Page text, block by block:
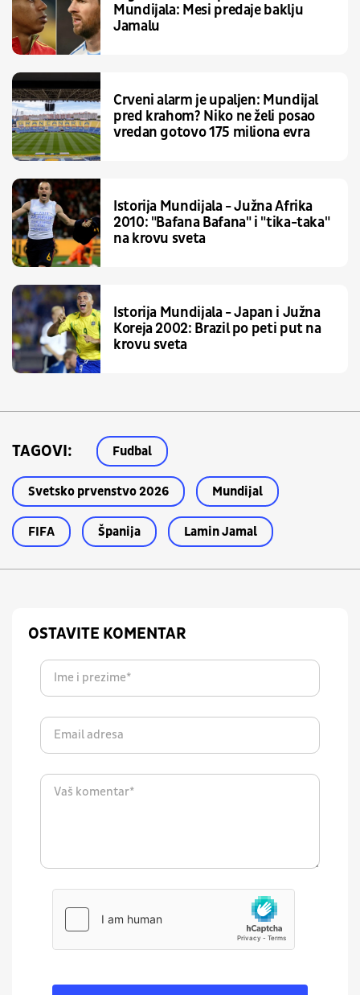
Mundijala: Mesi predaje baklju
Jamalu
Crveni alarm je upaljen: Mundijal
pred krahom? Niko ne želi posao
vredan gotovo 175 miliona evra
Istorija Mundijala - Južna Afrika
2010: "Bafana Bafana" i "tika-taka"
na krovu sveta
Istorija Mundijala - Japan i Južna
Koreja 2002: Brazil po peti put na
krovu sveta
TAGOVI: Fudbal
Svetsko prvenstvo 2026 Mundijal
FIFA Španija Lamin Jamal
OSTAVITE KOMENTAR